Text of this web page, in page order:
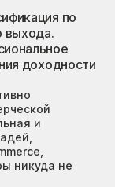
по
выхода.
доходности
и
никуда не